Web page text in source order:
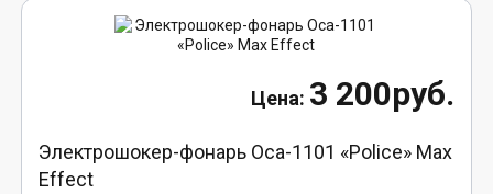
3 200руб.
Электрошокер-фонарь Оса-1101 «Police» Max
Effect